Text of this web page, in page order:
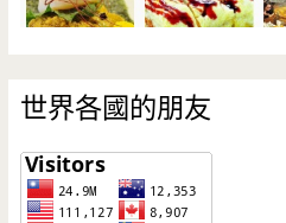
世界各國的朋友